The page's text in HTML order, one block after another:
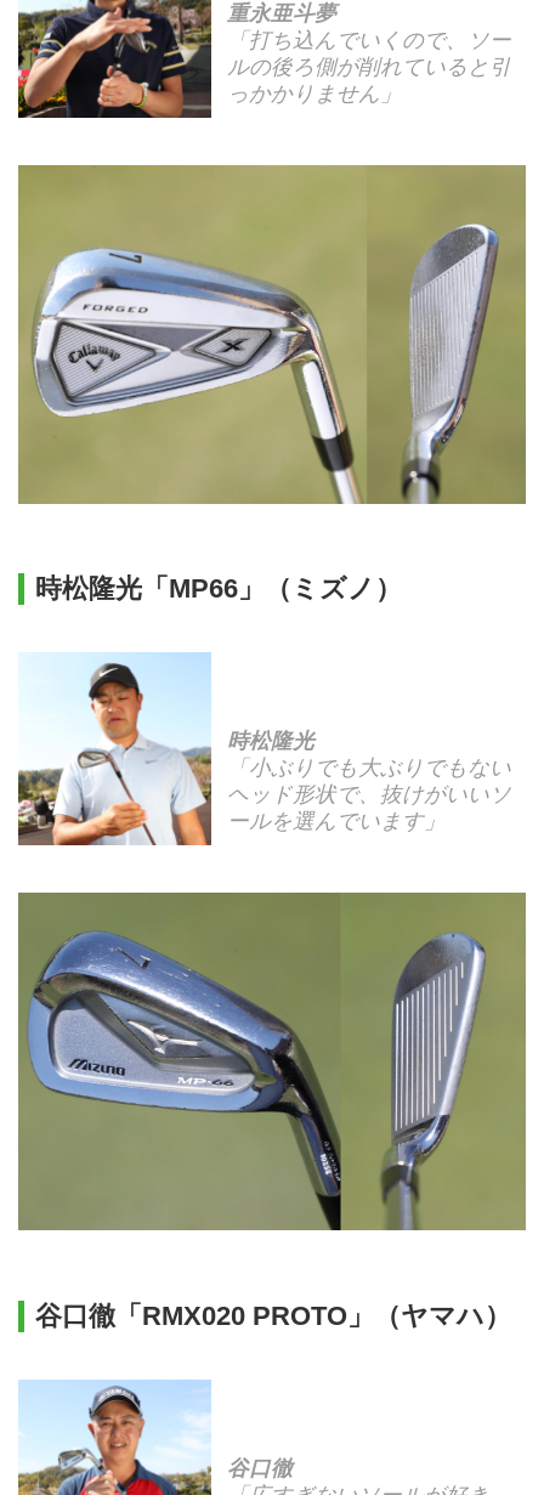
重永亜斗夢
「打ち込んでいくので、ソー
ルの後ろ側が削れていると引
っかかりません」
時松隆光「MP66」（ミズノ）
時松隆光
「小ぶりでも大ぶりでもない
ヘッド形状で、抜けがいいソ
ールを選んでいます」
谷口徹「RMX020 PROTO」（ヤマハ）
谷口徹